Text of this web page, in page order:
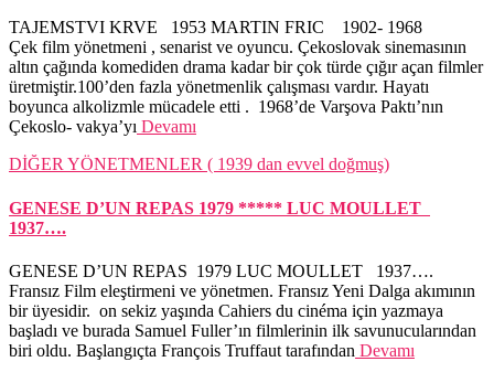
TAJEMSTVI KRVE 1953 MARTIN FRIC 1902- 1968
Çek film yönetmeni , senarist ve oyuncu. Çekoslovak sinemasının
altın çağında komediden drama kadar bir çok türde çığır açan filmler
üretmiştir.100’den fazla yönetmenlik çalışması vardır. Hayatı
boyunca alkolizmle mücadele etti . 1968’de Varşova Paktı’nın
Çekoslo- vakya’yı Devamı
DİĞER YÖNETMENLER ( 1939 dan evvel doğmuş)
GENESE D’UN REPAS 1979 ***** LUC MOULLET
1937….
GENESE D’UN REPAS 1979 LUC MOULLET 1937….
Fransız Film eleştirmeni ve yönetmen. Fransız Yeni Dalga akımının
bir üyesidir. on sekiz yaşında Cahiers du cinéma için yazmaya
başladı ve burada Samuel Fuller’ın filmlerinin ilk savunucularından
biri oldu. Başlangıçta François Truffaut tarafından Devamı